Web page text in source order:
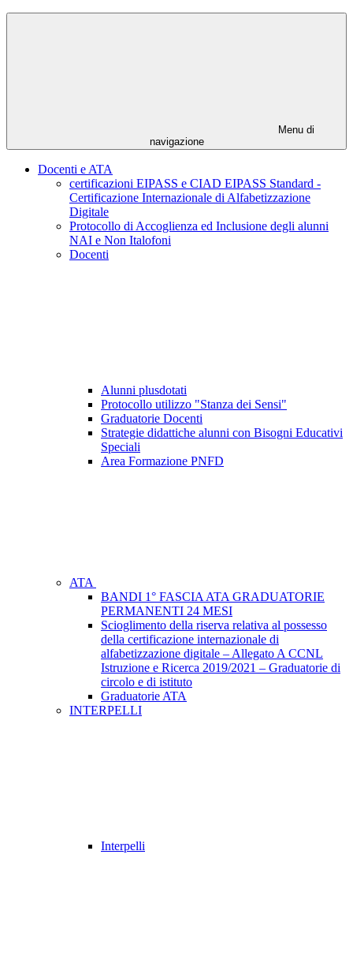
Menu di
navigazione
Docenti e ATA
certificazioni EIPASS e CIAD EIPASS Standard -
Certificazione Internazionale di Alfabetizzazione
Digitale
Protocollo di Accoglienza ed Inclusione degli alunni
NAI e Non Italofoni
Docenti
Alunni plusdotati
Protocollo utilizzo "Stanza dei Sensi"
Graduatorie Docenti
Strategie didattiche alunni con Bisogni Educativi
Speciali
Area Formazione PNFD
ATA
BANDI 1° FASCIA ATA GRADUATORIE
PERMANENTI 24 MESI
Scioglimento della riserva relativa al possesso
della certificazione internazionale di
alfabetizzazione digitale – Allegato A CCNL
Istruzione e Ricerca 2019/2021 – Graduatorie di
circolo e di istituto
Graduatorie ATA
INTERPELLI
Interpelli